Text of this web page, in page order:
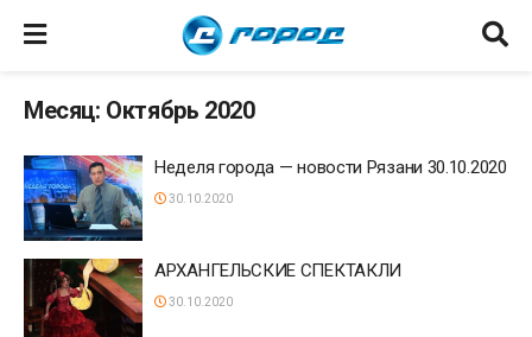
Месяц: Октябрь 2020
Неделя города — новости Рязани 30.10.2020
30.10.2020
АРХАНГЕЛЬСКИЕ СПЕКТАКЛИ
30.10.2020